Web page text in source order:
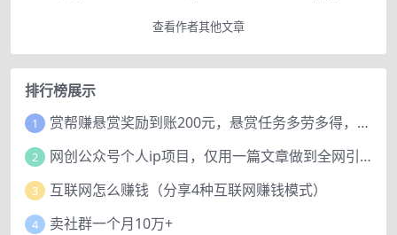
查看作者其他文章
排行榜展示
1 赏帮赚悬赏奖励到账200元，悬赏任务多劳多得，人人可做。
2 网创公众号个人ip项目，仅用一篇文章做到全网引流！
3 互联网怎么赚钱（分享4种互联网赚钱模式）
4 卖社群一个月10万+